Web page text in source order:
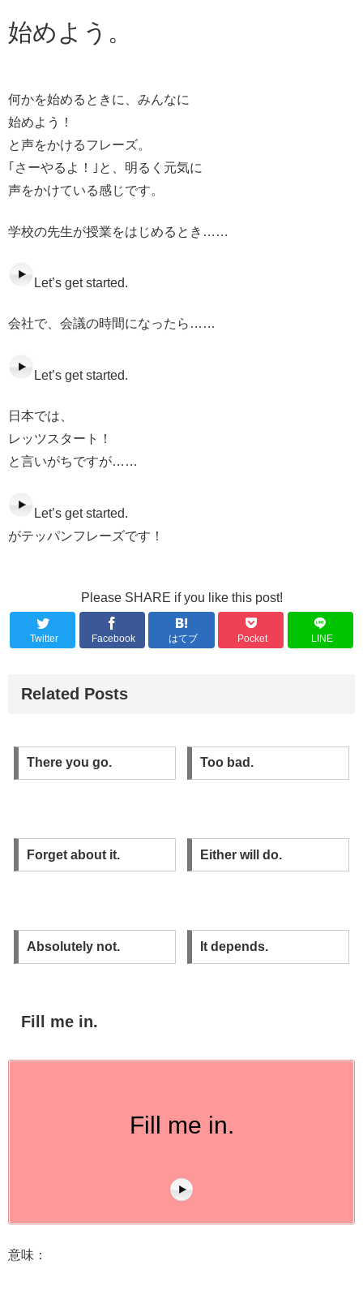
始めよう。
何かを始めるときに、みんなに
始めよう！
と声をかけるフレーズ。
｢さーやるよ！｣と、明るく元気に
声をかけている感じです。
学校の先生が授業をはじめるとき……
Let’s get started.
会社で、会議の時間になったら……
Let’s get started.
日本では、
レッツスタート！
と言いがちですが……
Let’s get started.
がテッパンフレーズです！
Please SHARE if you like this post!
Twitter Facebook はてブ Pocket LINE
Related Posts
There you go. Too bad.
Forget about it. Either will do.
Absolutely not. It depends.
Fill me in.
Fill me in.
意味：